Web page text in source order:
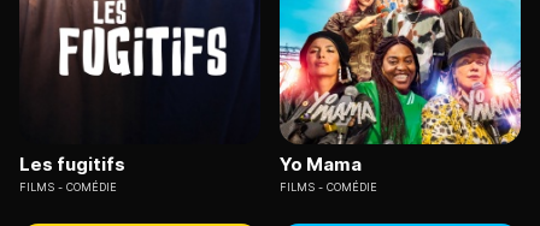
Les fugitifs
FILMS COMÉDIE
Yo Mama
FILMS COMÉDIE